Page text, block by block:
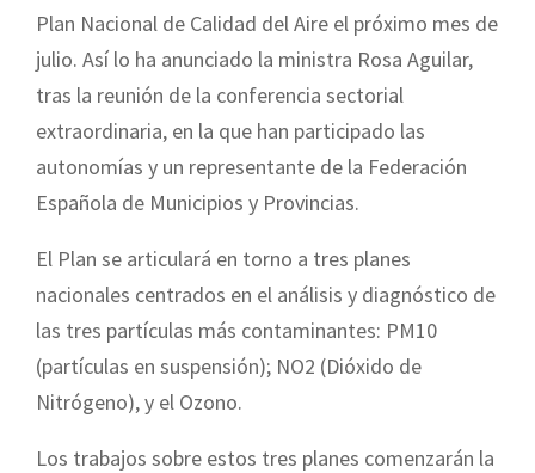
Plan Nacional de Calidad del Aire el próximo mes de
julio. Así lo ha anunciado la ministra Rosa Aguilar,
tras la reunión de la conferencia sectorial
extraordinaria, en la que han participado las
autonomías y un representante de la Federación
Española de Municipios y Provincias.
El Plan se articulará en torno a tres planes
nacionales centrados en el análisis y diagnóstico de
las tres partículas más contaminantes: PM10
(partículas en suspensión); NO2 (Dióxido de
Nitrógeno), y el Ozono.
Los trabajos sobre estos tres planes comenzarán la